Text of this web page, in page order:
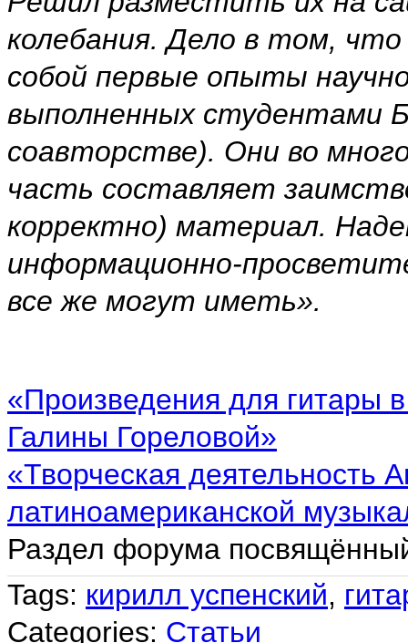
колебания. Дело в том,
собой первые опыты
выполненных студентами
соавторстве). Они во
часть составляет
корректно) материал.
информационно-
все же могут иметь».
«Произведения для гитары
Галины Гореловой»
«Творческая деятельность
латиноамериканской
Раздел форума
Tags: кирилл успенский,
Categories: Статьи